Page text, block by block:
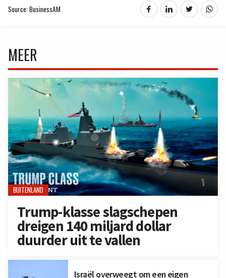
Source: BusinessAM
MEER
BUITENLAND
Trump-klasse slagschepen
dreigen 140 miljard dollar
duurder uit te vallen
Israël overweegt om een eigen